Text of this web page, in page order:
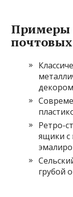
Примеры
Ретро-
ящики с
грубой